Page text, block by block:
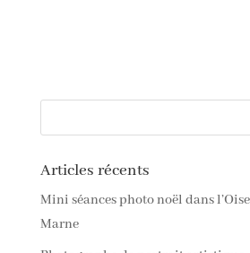
Articles récents
Mini séances photo noël dans
Marne